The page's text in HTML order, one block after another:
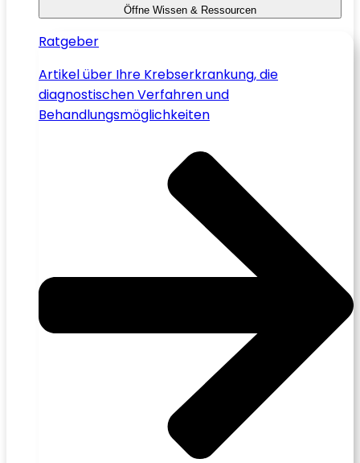
Öffne Wissen & Ressourcen
Ratgeber
Artikel über Ihre Krebserkrankung, die
diagnostischen Verfahren und
Behandlungsmöglichkeiten